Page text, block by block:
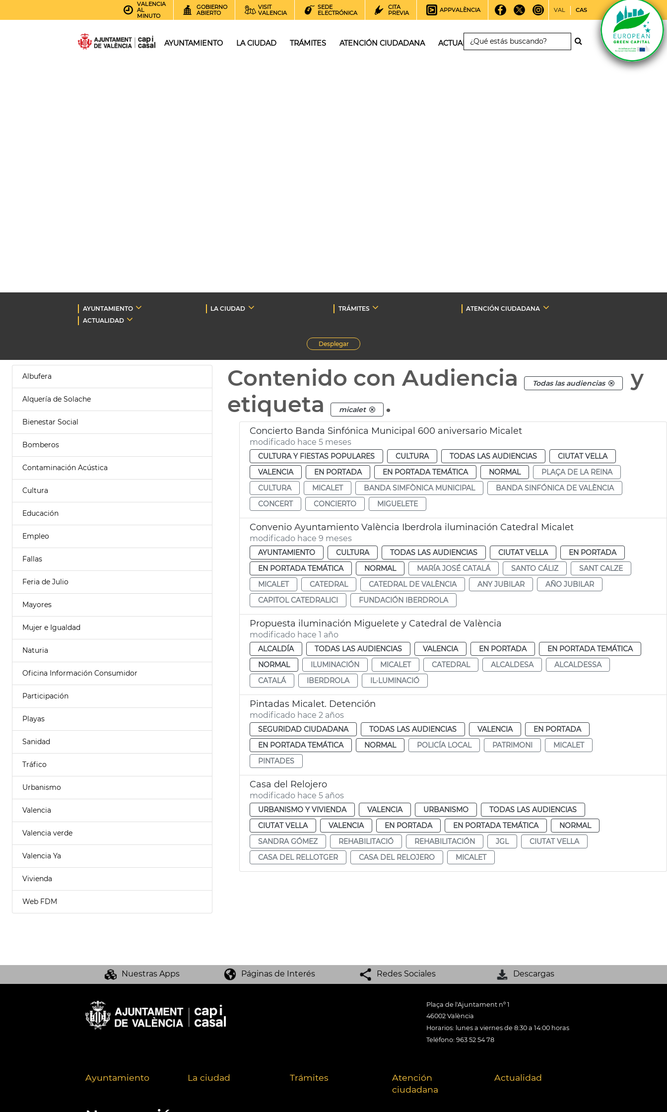
VALENCIA
AL
MINUTO
GOBIERNO
ABIERTO
VISIT
VALENCIA
SEDE
ELECTRÓNICA
CITA
PREVIA
APPVALÈNCIA VAL CAS
AYUNTAMIENTO LA CIUDAD TRÁMITES ATENCIÓN CIUDADANA ACTUALIDAD
AYUNTAMIENTO LA CIUDAD TRÁMITES
ATENCIÓN CIUDADANA
ACTUALIDAD
Desplegar
Albufera
Alquería de Solache
Bienestar Social
Bomberos
Contaminación Acústica
Cultura
Educación
Empleo
Fallas
Feria de Julio
Mayores
Mujer e Igualdad
Naturia
Oficina Información Consumidor
Participación
Playas
Sanidad
Tráfico
Urbanismo
Valencia
Valencia verde
Valencia Ya
Vivienda
Web FDM
Contenido con Audiencia Todas las audiencias
y
etiqueta
micalet .
Concierto Banda Sinfónica Municipal 600 aniversario Micalet
modificado hace 5 meses
CULTURA Y FIESTAS POPULARES CULTURA TODAS LAS AUDIENCIAS
CIUTAT VELLA
VALENCIA
EN PORTADA EN PORTADA TEMÁTICA NORMAL
PLAÇA DE LA REINA
CULTURA
MICALET BANDA SIMFÒNICA MUNICIPAL
BANDA SINFÓNICA DE VALÈNCIA
CONCERT
CONCIERTO MIGUELETE
Convenio Ayuntamiento València Iberdrola iluminación Catedral Micalet
modificado hace 9 meses
AYUNTAMIENTO CULTURA TODAS LAS AUDIENCIAS CIUTAT VELLA
EN PORTADA
EN PORTADA TEMÁTICA
NORMAL MARÍA JOSÉ CATALÁ SANTO CÁLIZ
SANT CALZE
MICALET
CATEDRAL CATEDRAL DE VALÈNCIA ANY JUBILAR
AÑO JUBILAR
CAPITOL CATEDRALICI
FUNDACIÓN IBERDROLA
Propuesta iluminación Miguelete y Catedral de València
modificado hace 1 año
ALCALDÍA TODAS LAS AUDIENCIAS VALENCIA EN PORTADA
EN PORTADA TEMÁTICA
NORMAL
ILUMINACIÓN MICALET CATEDRAL ALCALDESA
ALCALDESSA
CATALÁ
IBERDROLA IL·LUMINACIÓ
Pintadas Micalet. Detención
modificado hace 2 años
SEGURIDAD CIUDADANA TODAS LAS AUDIENCIAS VALENCIA
EN PORTADA
EN PORTADA TEMÁTICA
NORMAL POLICÍA LOCAL PATRIMONI
MICALET
PINTADES
Casa del Relojero
modificado hace 5 años
URBANISMO Y VIVIENDA VALENCIA URBANISMO
TODAS LAS AUDIENCIAS
CIUTAT VELLA
VALENCIA EN PORTADA EN PORTADA TEMÁTICA
NORMAL
SANDRA GÓMEZ
REHABILITACIÓ REHABILITACIÓN JGL
CIUTAT VELLA
CASA DEL RELLOTGER
CASA DEL RELOJERO MICALET
Nuestras Apps Páginas de Interés Redes Sociales Descargas
Plaça de l'Ajuntament nº 1
46002 València
Horarios: lunes a viernes de 8:30 a 14:00 horas
Teléfono: 963 52 54 78
Ayuntamiento La ciudad Trámites
Atención
ciudadana
Actualidad